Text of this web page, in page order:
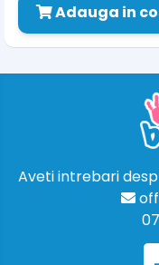
Adauga in
Aveti intrebari